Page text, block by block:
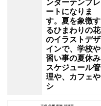
ンダーテンプレ
ートになりま
す。夏を象徴す
るひまわりの花
のイラストデザ
インで、学校や
習い事の夏休み
スケジュール管
理や、カフェや
シ